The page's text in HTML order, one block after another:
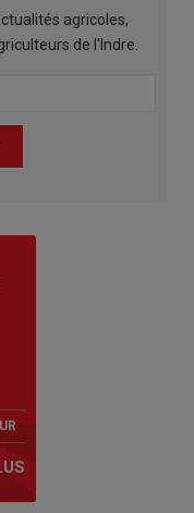
agricoles,
de l'Indre.